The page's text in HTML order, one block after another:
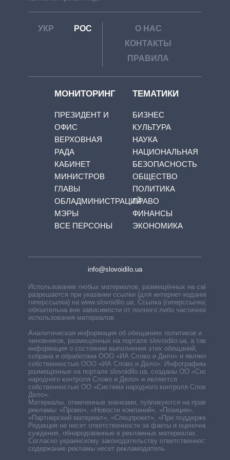
УКР РОС
О НАС
КОНТАКТЫ
ПРАВИЛА
МОНИТОРИНГ
ПРЕЗИДЕНТ И
ОФИС
ВЕРХОВНАЯ
РАДА
КАБИНЕТ
МИНИСТРОВ
ГЛАВЫ
ОБЛАДМИНИСТРАЦИЙ
МЭРЫ
ВСЕ ПЕРСОНЫ
ТЕМАТИКИ
БИЗНЕС
КУЛЬТУРА
НАУКА
НАЦИОНАЛЬНАЯ
БЕЗОПАСНОСТЬ
ОБЩЕСТВО
ПОЛИТИКА
ПРАВО
ФИНАНСЫ
ЭКОНОМИКА
info@slovoidilo.ua
Использование любых материалов, размещённых на сайте,
разрешается при указании ссылки (для интернет-изданий —
гиперссылки) на www.slovoidilo.ua. Ссылка (гиперссылка)
обязательна вне зависимости от полного либо частичного
использования материалов.
Аналитическая информация об обещаниях политиков и
чиновников, размещенных на портале slovoidilo.ua, а также
информация о состоянии выполнения этих обещаний,
собрана и обработана ООО «ИА Слово и Дело» и является
собственностью ООО «ИА Слово и Дело». Инфографики,
размещенные на портале slovoidilo.ua, созданы ОО «Система
народного контроля Слово и Дело» и являются
собственностью ОО «Система народного контроля Слово и
Дело».
Материалы, отмеченные значками, публикуются на правах
рекламы: «Промо», «Новости компаний», «Позиция»,
«Партнерский материал», «Спецпроект», «При поддержке».
Редакция не несет ответственности за факты и оценочные
суждения, обнародованные в рекламных материалах.
Согласно украинскому законодательству ответственность за
содержание рекламы несет рекламодатель.